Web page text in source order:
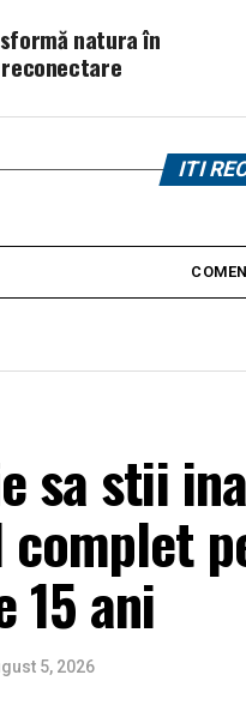
natura în
ITI
sa stii
complet
15 ani
5, 2026